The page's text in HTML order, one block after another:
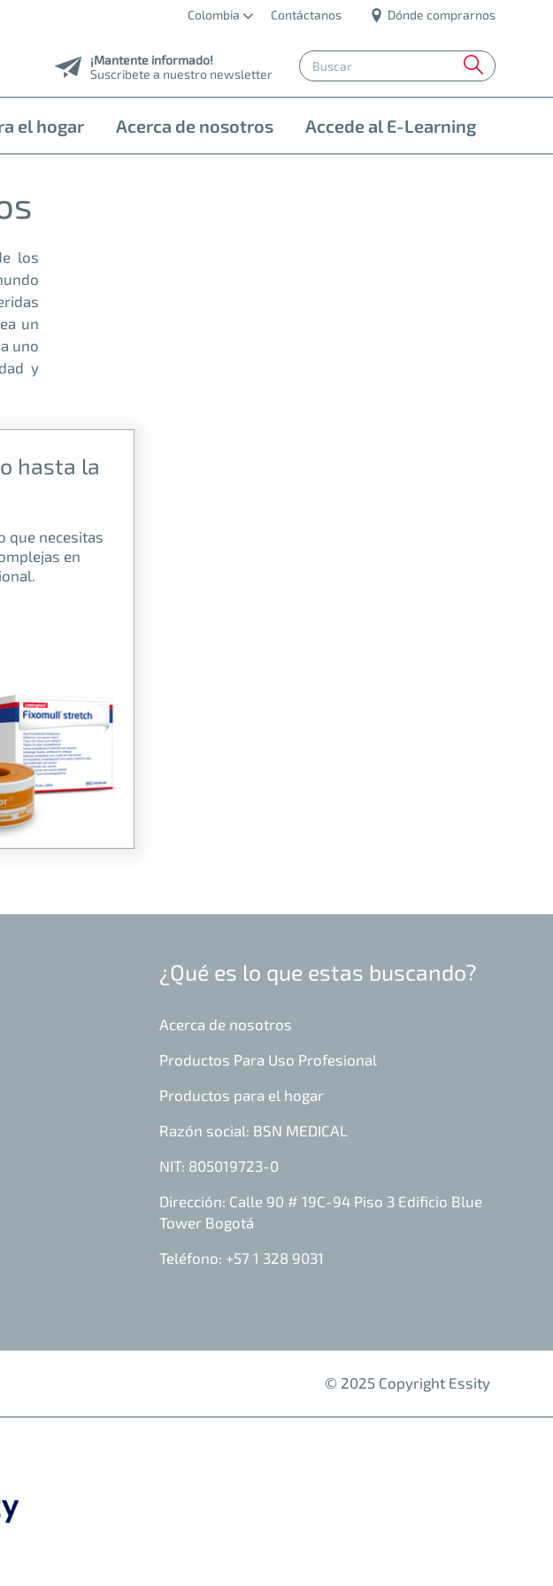
Colombia Contáctanos Dónde comprarnos
¡Mantente informado!
Suscribete a nuestro newsletter
el hogar Acerca de nosotros Accede al E-Learning
los
un
uno
y
hasta la
que necesitas
en
¿Qué es lo que estas buscando?
Acerca de nosotros
Productos Para Uso Profesional
Productos para el hogar
Razón social: BSN MEDICAL
NIT: 805019723-0
Dirección: Calle 90 # 19C-94 Piso 3 Edificio Blue
Tower Bogotá
Teléfono: +57 1 328 9031
© 2025 Copyright Essity